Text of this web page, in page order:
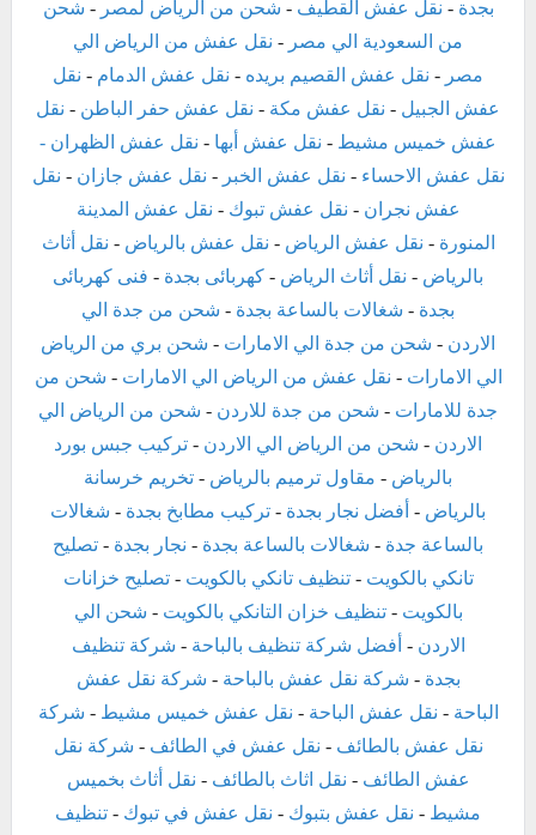
بجدة - نقل عفش القطيف - شحن من الرياض لمصر - شحن
من السعودية الي مصر - نقل عفش من الرياض الي
مصر - نقل عفش القصيم بريده - نقل عفش الدمام - نقل
عفش الجبيل - نقل عفش مكة - نقل عفش حفر الباطن - نقل
عفش خميس مشيط - نقل عفش أبها - نقل عفش الظهران -
نقل عفش الاحساء - نقل عفش الخبر - نقل عفش جازان - نقل
عفش نجران - نقل عفش تبوك - نقل عفش المدينة
المنورة - نقل عفش الرياض - نقل عفش بالرياض - نقل أثاث
بالرياض - نقل أثاث الرياض - كهربائى بجدة - فنى كهربائى
بجدة - شغالات بالساعة بجدة - شحن من جدة الي
الاردن - شحن من جدة الي الامارات - شحن بري من الرياض
الي الامارات - نقل عفش من الرياض الي الامارات - شحن من
جدة للامارات - شحن من جدة للاردن - شحن من الرياض الي
الاردن - شحن من الرياض الي الاردن - تركيب جبس بورد
بالرياض - مقاول ترميم بالرياض - تخريم خرسانة
بالرياض - أفضل نجار بجدة - تركيب مطابخ بجدة - شغالات
بالساعة جدة - شغالات بالساعة بجدة - نجار بجدة - تصليح
تانكي بالكويت -تنظيف تانكي بالكويت -تصليح خزانات
بالكويت -تنظيف خزان التانكي بالكويت - شحن الي
الاردن - أفضل شركة تنظيف بالباحة - شركة تنظيف
بجدة - شركة نقل عفش بالباحة - شركة نقل عفش
الباحة - نقل عفش الباحة - نقل عفش خميس مشيط - شركة
نقل عفش بالطائف - نقل عفش في الطائف - شركة نقل
عفش الطائف - نقل اثاث بالطائف - نقل أثاث بخميس
مشيط - نقل عفش بتبوك - نقل عفش في تبوك - تنظيف